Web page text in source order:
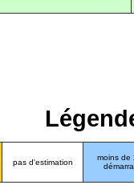
pas d'estimation
moins de